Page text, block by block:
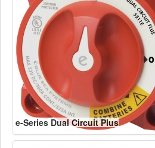
e-Series Dual Circuit Plus